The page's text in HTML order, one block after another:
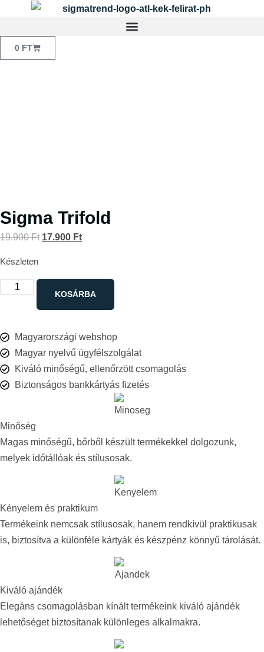
0 FT
Sigma Trifold
19.900Ft 17.900 Ft
Készleten
KOSÁRBA
Magyarországi webshop
Magyar nyelvű ügyfélszolgálat
Kiváló minőségű, ellenőrzött csomagolás
Biztonságos bankkártyás fizetés
Minőség​
Magas minőségű, bőrből készült termékekkel dolgozunk,
melyek időtállóak és stílusosak.​
Kényelem és praktikum​
Termékeink nemcsak stílusosak, hanem rendkívül praktikusak
is, biztosítva a különféle kártyák és készpénz könnyű tárolását.​
Kiváló ajándék
Elegáns csomagolásban kínált termékeink kiváló ajándék
lehetőséget biztosítanak különleges alkalmakra.​